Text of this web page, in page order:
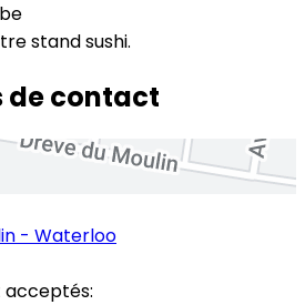
stand sushi.
de contact
- Waterloo
acceptés: